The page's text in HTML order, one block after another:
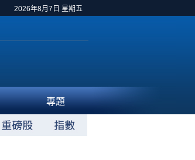
2026年8月7日 星期五
專題